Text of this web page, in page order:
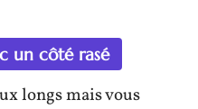
un côté rasé
longs mais vous